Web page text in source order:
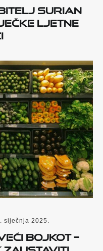
SURIAN
LJETNE
siječnja 2025.
bojkot –
zaustaviti